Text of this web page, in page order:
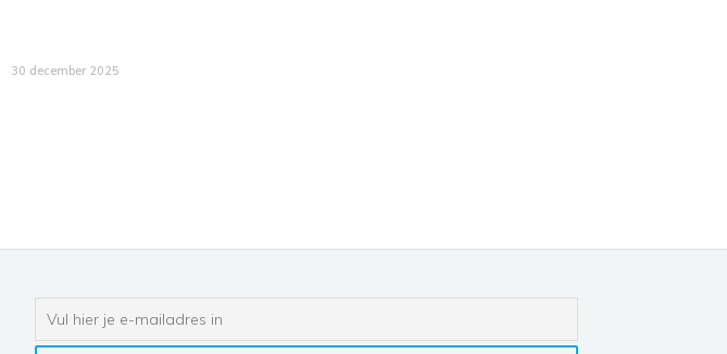
30 december 2025